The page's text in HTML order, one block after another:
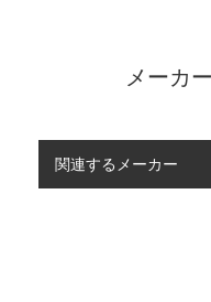
メーカ
関連するメーカー